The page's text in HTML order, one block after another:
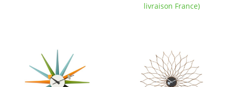
Appliques murales
Luminaires d’extérieur
livraison France)